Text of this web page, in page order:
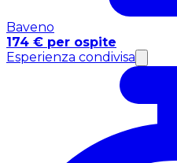
Baveno
174 € per ospite
Esperienza condivisa